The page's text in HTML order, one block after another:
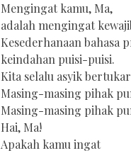
Mengingat kamu, Ma,
adalah mengingat
Kesederhanaan bahasa
keindahan puisi-puisi.
Kita selalu asyik
Masing-masing pihak
Masing-masing pihak
Hai, Ma!
Apakah kamu ingat